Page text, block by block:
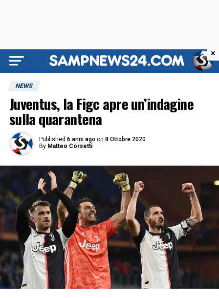
NEWS
Juventus, la Figc apre un’indagine
sulla quarantena
Published 6 anni ago on 8 Ottobre 2020
By Matteo Corsetti
×